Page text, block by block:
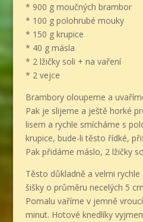
* 900 g moučných brambor
* 100 g polohrubé mouky
* 150 g krupice
* 40 g másla
* 2 lžičky soli + na vaření
* 2 vejce
Brambory oloupeme a
Pak je slijeme a ještě horké
lisem a rychle smícháme s
krupice, bude-li těsto řídké,
Pak přidáme máslo, 2 lžičky
Těsto důkladně a velmi
šišky o průměru necelých 5
Pomalu vaříme v jemně
minut. Hotové knedlíky